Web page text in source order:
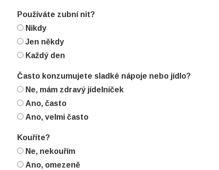
Používáte zubní nit?
Nikdy
Jen někdy
Každý den
Často konzumujete sladké nápoje nebo jídlo?
Ne, mám zdravý jídelníček
Ano, často
Ano, velmi často
Kouříte?
Ne, nekouřím
Ano, omezeně